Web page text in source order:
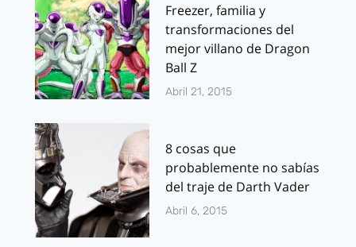
Freezer, familia y
transformaciones del
mejor villano de Dragon
Ball Z
Abril 21, 2015
8 cosas que
probablemente no sabías
del traje de Darth Vader
Abril 6, 2015